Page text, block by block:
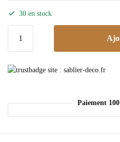
30 en stock
Paiement